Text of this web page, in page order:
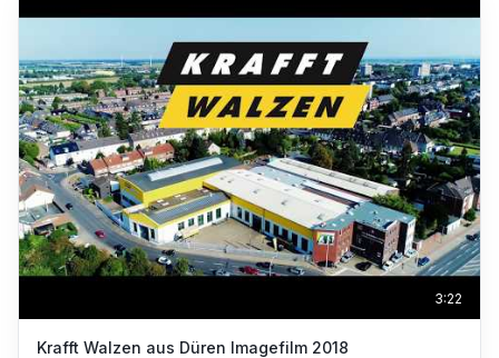
3:22
Krafft Walzen aus Düren Imagefilm 2018